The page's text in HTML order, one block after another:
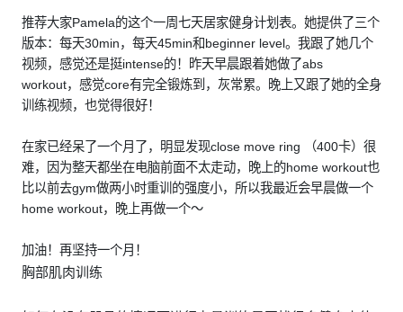
推荐大家Pamela的这个一周七天居家健身计划表。她提供了三个
版本：每天30min，每天45min和beginner level。我跟了她几个
视频，感觉还是挺intense的！昨天早晨跟着她做了abs
workout，感觉core有完全锻炼到，灰常累。晚上又跟了她的全身
训练视频，也觉得很好！
在家已经呆了一个月了，明显发现close move ring （400卡）很
难，因为整天都坐在电脑前面不太走动，晚上的home workout也
比以前去gym做两小时重训的强度小，所以我最近会早晨做一个
home workout，晚上再做一个～
加油！再坚持一个月！
胸部肌肉训练